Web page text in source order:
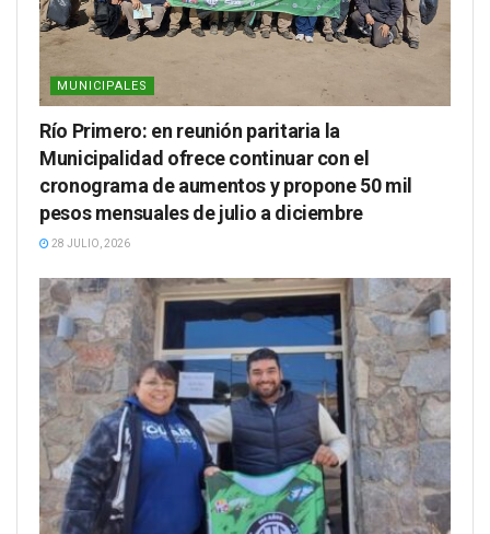
MUNICIPALES
Río Primero: en reunión paritaria la
Municipalidad ofrece continuar con el
cronograma de aumentos y propone 50 mil
pesos mensuales de julio a diciembre
28 JULIO, 2026